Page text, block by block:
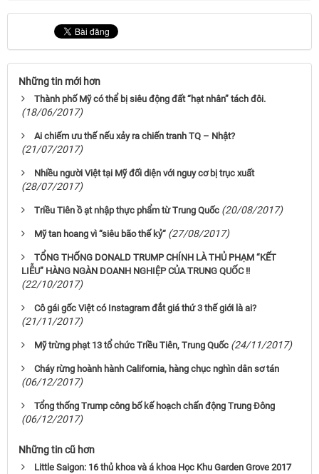
Những tin mới hơn
Thành phố Mỹ có thể bị siêu động đất “hạt nhân” tách đôi.
(18/06/2017)
Ai chiếm ưu thế nếu xảy ra chiến tranh TQ – Nhật?
(21/07/2017)
Nhiều người Việt tại Mỹ đối diện với nguy cơ bị trục xuất
(28/07/2017)
Triều Tiên ồ ạt nhập thực phẩm từ Trung Quốc (20/08/2017)
Mỹ tan hoang vì “siêu bão thế kỷ“ (27/08/2017)
TỔNG THỐNG DONALD TRUMP CHÍNH LÀ THỦ PHẠM “KẾT
LIỄU” HÀNG NGÀN DOANH NGHIỆP CỦA TRUNG QUỐC !!
(22/10/2017)
Cô gái gốc Việt có Instagram đắt giá thứ 3 thế giới là ai?
(21/11/2017)
Mỹ trừng phạt 13 tổ chức Triều Tiên, Trung Quốc (24/11/2017)
Cháy rừng hoành hành California, hàng chục nghìn dân sơ tán
(06/12/2017)
Tổng thống Trump công bố kế hoạch chấn động Trung Đông
(06/12/2017)
Những tin cũ hơn
Little Saigon: 16 thủ khoa và á khoa Học Khu Garden Grove 2017